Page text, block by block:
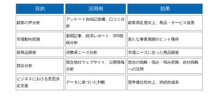
目的 活用例 効果
顧客の声分析
アンケート自由記述欄、口コミ分
析
顧客満足度向上、商品・サービス改善
市場動向把握
新聞記事、経済レポート、SNS投
稿分析
新たな事業展開のヒント獲得
新商品開発 消費者ニーズ分析 市場ニーズに合った商品開発
競合分析
競合他社ウェブサイト、公開情報
分析
競合の戦略・強み・弱み把握、自社戦略
への活用
ビジネスにおける意思決
定支援
データに基づいた判断 競争優位性向上、持続的成長